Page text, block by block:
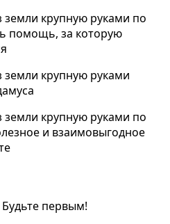
крупную руками по
помощь, за которую
крупную руками
крупную руками по
и взаимовыгодное
первым!